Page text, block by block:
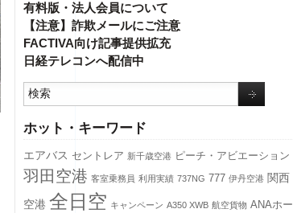
有料版・法人会員について
【注意】詐欺メールにご注意
FACTIVA向け記事提供拡充
日経テレコンへ配信中
ホット・キーワード
エアバス セントレア 新千歳空港 ピーチ・アビエーション
羽田空港 客室乗務員 利用実績 737NG 777 伊丹空港 関西
空港 全日空 キャンペーン A350 XWB 航空貨物 ANAホー